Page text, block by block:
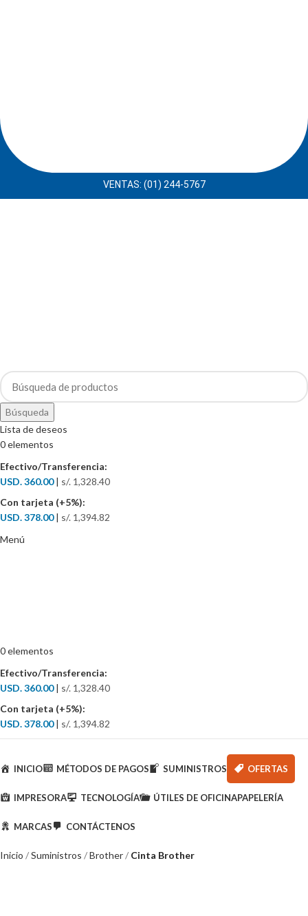
VENTAS: (01) 244-5767
Búsqueda
Lista de deseos
0elementos
Efectivo/Transferencia:
USD. 360.00| s/. 1,328.40
Con tarjeta (+5%):
USD. 378.00| s/. 1,394.82
Menú
0elementos
Efectivo/Transferencia:
USD. 360.00| s/. 1,328.40
Con tarjeta (+5%):
USD. 378.00| s/. 1,394.82
INICIO MÉTODOS DE PAGOS SUMINISTROS OFERTAS
IMPRESORA TECNOLOGÍA ÚTILES DE OFICINAPAPELERÍA
MARCAS CONTÁCTENOS
Inicio Suministros Brother Cinta Brother